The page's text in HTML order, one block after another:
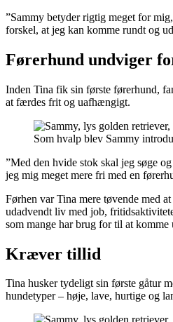
”Sammy betyder rigtig meget for
forskel, at jeg kan komme rundt og
Førerhund undviger
Inden Tina fik sin første førerhund,
at færdes frit og uafhængigt.
Som hvalp blev Sammy
”Med den hvide stok skal jeg søge
jeg mig meget mere fri med en
Førhen var Tina mere tøvende med
udadvendt liv med job,
som mange har brug for til at komme
Kræver tillid
Tina husker tydeligt sin første gåtur
hundetyper – høje, lave, hurtige og